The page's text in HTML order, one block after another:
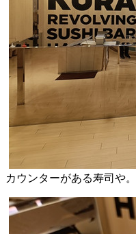
カウンターがある寿司や。